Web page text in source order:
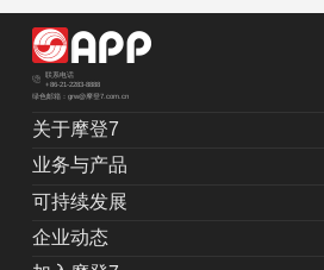
联系电话
+86-21-2283-8888
绿色邮箱：grw@摩登7.com.cn
关于摩登7
业务与产品
可持续发展
企业动态